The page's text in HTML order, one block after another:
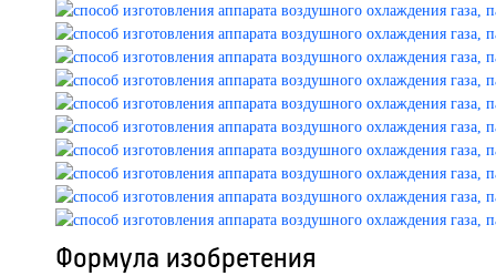
Формула изобретения